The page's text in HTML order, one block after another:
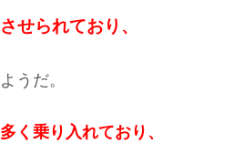
せられており、
ようだ。
く乗り入れており、